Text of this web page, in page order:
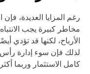
المزايا العديدة، فإن
كبيرة يجب الانتباه
لكنها قد تؤدي
فإن سوء إدارة رأس
الاستثمار وربما أكثر